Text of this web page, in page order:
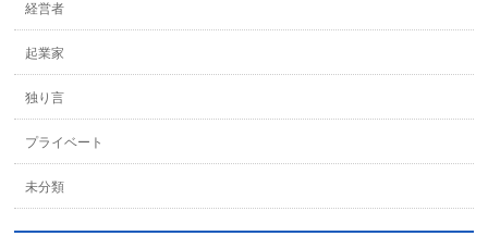
経営者
起業家
独り言
プライベート
未分類